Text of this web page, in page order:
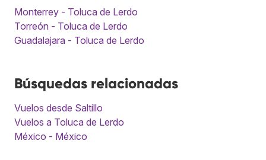
Monterrey - Toluca de Lerdo
Torreón - Toluca de Lerdo
Guadalajara - Toluca de Lerdo
Búsquedas relacionadas
Vuelos desde Saltillo
Vuelos a Toluca de Lerdo
México - México